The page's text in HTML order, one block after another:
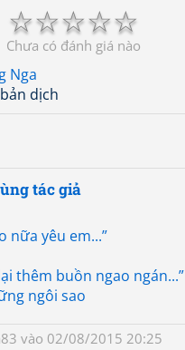
☆
☆
☆
☆
☆
Chưa có đánh giá nào
Nga
dịch
tác giả
nữa yêu em...”
thêm buồn ngao ngán...”
ngôi sao
vào 02/08/2015 20:25